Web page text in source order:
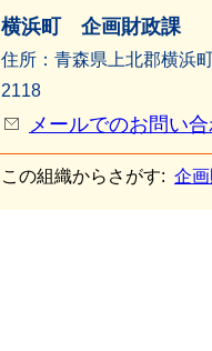
横浜町 企画財政課
住所：青森県上北郡横
2118
メールでのお問い
この組織からさがす: 企